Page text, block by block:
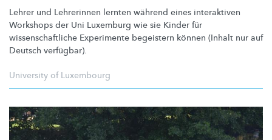
Lehrer und Lehrerinnen lernten während eines interaktiven
Workshops der Uni Luxemburg wie sie Kinder für
wissenschaftliche Experimente begeistern können (Inhalt nur auf
Deutsch verfügbar).
University of Luxembourg